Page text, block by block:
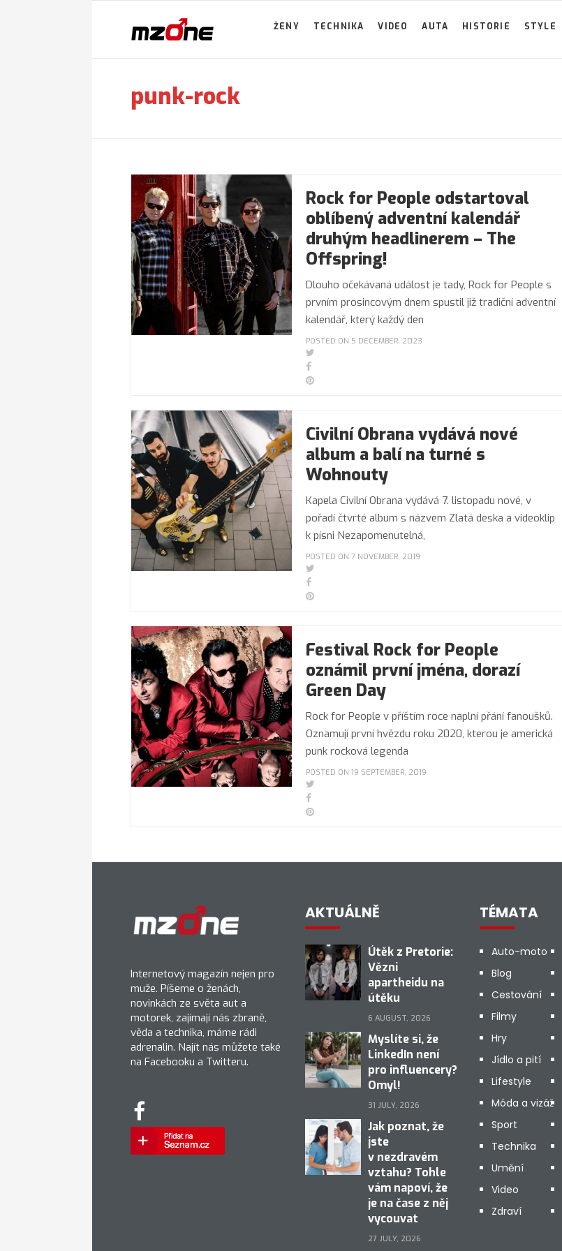
ŽENY TECHNIKA VIDEO AUTA HISTORIE STYLE
punk-rock
Rock for People odstartoval
oblíbený adventní kalendář
druhým headlinerem – The
Offspring!
Dlouho očekávaná událost je tady, Rock for People s
prvním prosincovým dnem spustil již tradiční adventní
kalendář, který každý den
POSTED ON 5 DECEMBER, 2023
Civilní Obrana vydává nové
album a balí na turné s
Wohnouty
Kapela Civilní Obrana vydává 7. listopadu nové, v
pořadí čtvrté album s názvem Zlatá deska a videoklip
k písni Nezapomenutelná,
POSTED ON 7 NOVEMBER, 2019
Festival Rock for People
oznámil první jména, dorazí
Green Day
Rock for People v příštím roce naplní přání fanoušků.
Oznamují první hvězdu roku 2020, kterou je americká
punk rocková legenda
POSTED ON 19 SEPTEMBER, 2019
Internetový magazín nejen pro
muže. Píšeme o ženách,
novinkách ze světa aut a
motorek, zajímají nás zbraně,
věda a technika, máme rádi
adrenalin. Najít nás můžete také
na Facebooku a Twitteru.
AKTUÁLNĚ
Útěk z Pretorie:
Vězni
apartheidu na
útěku
6 AUGUST, 2026
Myslíte si, že
LinkedIn není
pro influencery?
Omyl!
31 JULY, 2026
Jak poznat, že
jste
v nezdravém
vztahu? Tohle
vám napoví, že
je na čase z něj
vycouvat
27 JULY, 2026
TÉMATA
Auto-moto
Blog
Cestování
Filmy
Hry
Jídlo a pití
Lifestyle
Móda a vizáž
Sport
Technika
Umění
Video
Zdraví